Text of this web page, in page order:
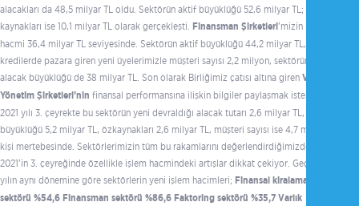
alacakları da 48,5 milyar TL oldu. Sektörün aktif büyüklüğü 52,6 milyar TL; öz
kaynakları ise 10,1 milyar TL olarak gerçekleşti. Finansman Şirketleri’mizin işlem
hacmi 36,4 milyar TL seviyesinde. Sektörün aktif büyüklüğü 44,2 milyar TL, mikro
kredilerde pazara giren yeni üyelerimizle müşteri sayısı 2,2 milyon, sektörün
alacak büyüklüğü de 38 milyar TL. Son olarak Birliğimiz çatısı altına giren Varlık
Yönetim Şirketleri’nin finansal performansına ilişkin bilgiler paylaşmak isterim.
2021 yılı 3. çeyrekte bu sektörün yeni devraldığı alacak tutarı 2,6 milyar TL, aktif
büyüklüğü 5,2 milyar TL, özkaynakları 2,6 milyar TL, müşteri sayısı ise 4,7 milyon
kişi mertebesinde. Sektörlerimizin tüm bu rakamlarını değerlendirdiğimizde;
2021’in 3. çeyreğinde özellikle işlem hacmindeki artışlar dikkat çekiyor. Geçen
yılın aynı dönemine göre sektörlerin yeni işlem hacimleri; Finansal kiralama
sektörü %54,6 Finansman sektörü %86,6 Faktoring sektörü %35,7 Varlık